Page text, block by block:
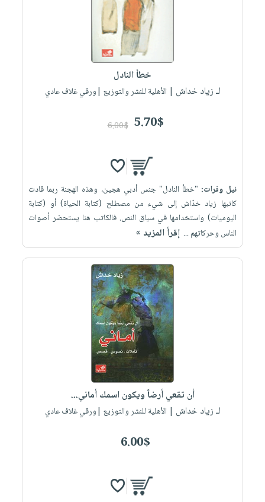
خطأ النادل
لـ زياد خداش | الأهلية للنشر والتوزيع |ورقي غلاف عادي
5.70$
6.00$
نيل وفرات: "خطأ النادل" جنس أدبي هجين، وهذه الهجنة ربما قادت
كاتبها زياد خدّاش إلى شيء من مصطلح (كتابة الحياة) أو (كتابة
اليوميات) واستخدامها في سياق النص. فالكاتب هنا يستحضر أصوات
الناس وحركاتهم ... إقرأ المزيد »
أن تقعي أرضاً ويكون اسمك أماني...
لـ زياد خداش | الأهلية للنشر والتوزيع |ورقي غلاف عادي
6.00$